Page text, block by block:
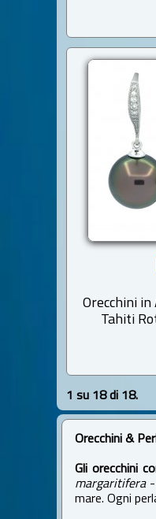
Orecchini
Tahiti
1 su 18 di 18.
Orecchini &
Gli orecchini
margaritifera-
mare. Ogni